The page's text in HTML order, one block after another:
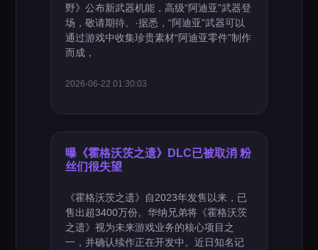
野》公布新武器机能，高级“阿迪亚”武器登
场，敬请期待。·据悉，“阿迪亚”武器可以
通过游戏中收集珍贵素材“阿迪亚零件”制作
而成，
2026-06-22 01:30:03
曝《霍格沃茨之遗》DLC已被取消 粉
丝们很失望
《霍格沃茨之遗》自2023年发售以来，已
售出超3400万份。华纳兄弟将《霍格沃茨
之遗》视为未来游戏业务的核心项目之
一，并确认续作正在开发中。近日知名记